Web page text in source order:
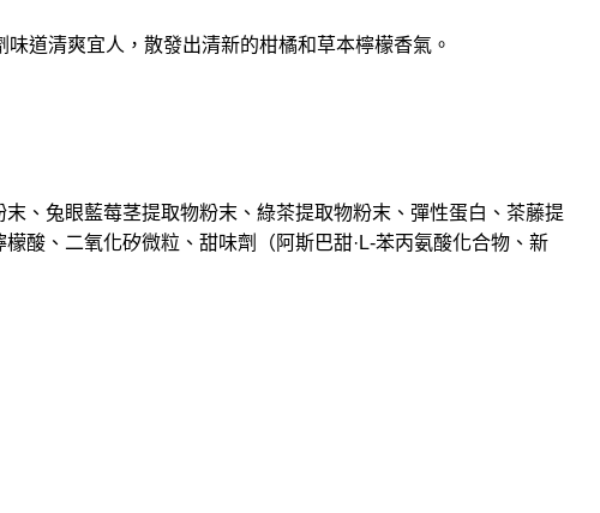
道清爽宜人，散發出清新的柑橘和草本檸檬香氣。
、兔眼藍莓茎提取物粉末、綠茶提取物粉末、彈性蛋白、茶藤提
酸、二氧化矽微粒、甜味劑（阿斯巴甜·L-苯丙氨酸化合物、新